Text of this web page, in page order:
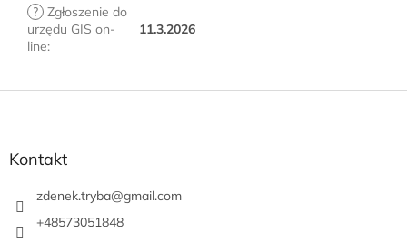
? Zgłoszenie do
urzędu GIS on-
line:
11.3.2026
S
Kontakt
zdenek.tryba@gmail.com
+48573051848